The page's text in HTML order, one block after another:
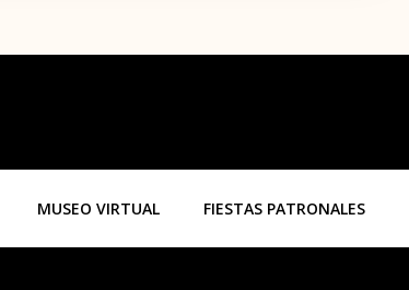
MUSEO VIRTUAL FIESTAS PATRONALES